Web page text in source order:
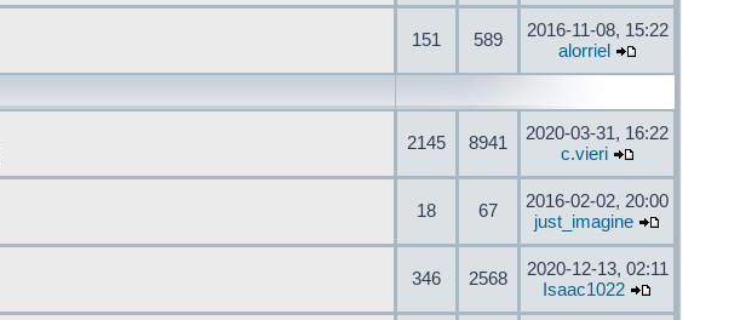
151 589
2016-11-08, 15:22
alorriel
2145 8941
2020-03-31, 16:22
c.vieri
18 67
2016-02-02, 20:00
just_imagine
346 2568
2020-12-13, 02:11
Isaac1022